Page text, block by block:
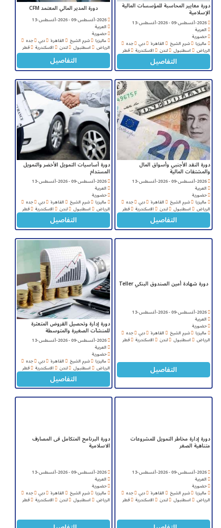
دورة معايير المحاسبة للمؤسسات المالية
الإسلامية
2026-أغسطس-09 - 2026-أغسطس-13
العربية
حضورية
ماليزيا شرم الشيخ القاهرة دبي جده
الرياض اسطنبول لندن الاسكندرية قطر
التفاصيل
دورة المدير المالي المعتمد CFM
2026-أغسطس-09 - 2026-أغسطس-13
العربية
حضورية
ماليزيا شرم الشيخ القاهرة دبي جده
الرياض اسطنبول لندن الاسكندرية قطر
التفاصيل
دورة النقد الأجنبي وأسواق المال
والمشتقات المالية
2026-أغسطس-09 - 2026-أغسطس-13
العربية
حضورية
ماليزيا شرم الشيخ القاهرة دبي جده
الرياض اسطنبول لندن الاسكندرية قطر
التفاصيل
دورة أساسيات التمويل الأخضر والتمويل
المستدام
2026-أغسطس-09 - 2026-أغسطس-13
العربية
حضورية
ماليزيا شرم الشيخ القاهرة دبي جده
الرياض اسطنبول لندن الاسكندرية قطر
التفاصيل
دورة شهادة أمين الصندوق البنكي Teller
2026-أغسطس-09 - 2026-أغسطس-13
العربية
حضورية
ماليزيا شرم الشيخ القاهرة دبي جده
الرياض اسطنبول لندن الاسكندرية قطر
التفاصيل
دورة إدارة وتحصيل القروض المتعثرة
للمنشآت الصغيرة والمتوسطة
2026-أغسطس-09 - 2026-أغسطس-13
العربية
حضورية
ماليزيا شرم الشيخ القاهرة دبي جده
الرياض اسطنبول لندن الاسكندرية قطر
التفاصيل
دورة إدارة مخاطر التمويل للمشروعات
متناهية الصغر
2026-أغسطس-09 - 2026-أغسطس-13
العربية
حضورية
ماليزيا شرم الشيخ القاهرة دبي جده
الرياض اسطنبول لندن الاسكندرية قطر
دورة البرنامج المتكامل فى المصارف
الاسلامية
2026-أغسطس-09 - 2026-أغسطس-13
العربية
حضورية
ماليزيا شرم الشيخ القاهرة دبي جده
الرياض اسطنبول لندن الاسكندرية قطر